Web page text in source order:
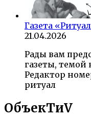
Газета
21.04.2026
Рады вам
газеты, темой
Редактор
ритуал
ОбъекTиV